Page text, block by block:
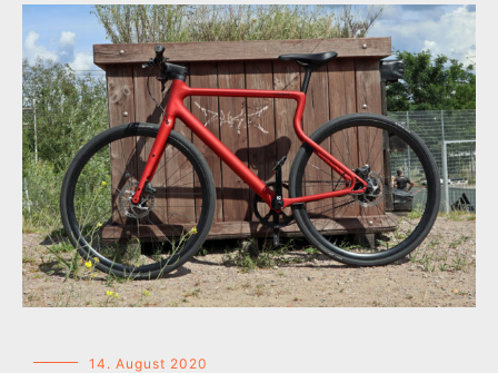
14. August 2020